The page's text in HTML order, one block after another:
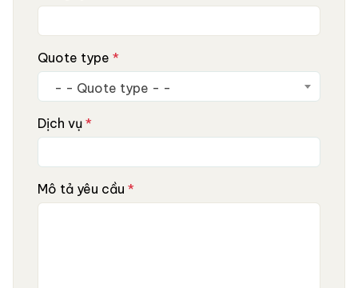
Quote type *
- - Quote type - -
Dịch vụ *
Mô tả yêu cầu *